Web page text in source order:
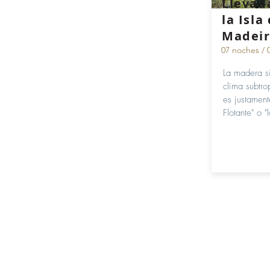
la Isla
07 noches /
La madera
clima
es
Flotante" o